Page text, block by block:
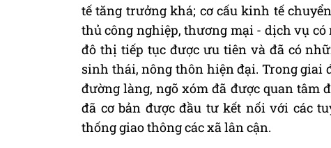
tế tăng trưởng khá; cơ cấu kinh tế
thủ công nghiệp, thương mại - dịch vụ
đô thị tiếp tục được ưu tiên và đã có
sinh thái, nông thôn hiện đại. Trong giai
đường làng, ngõ xóm đã được quan tâm
đã cơ bản được đầu tư kết nối với các
thống giao thông các xã lân cận.